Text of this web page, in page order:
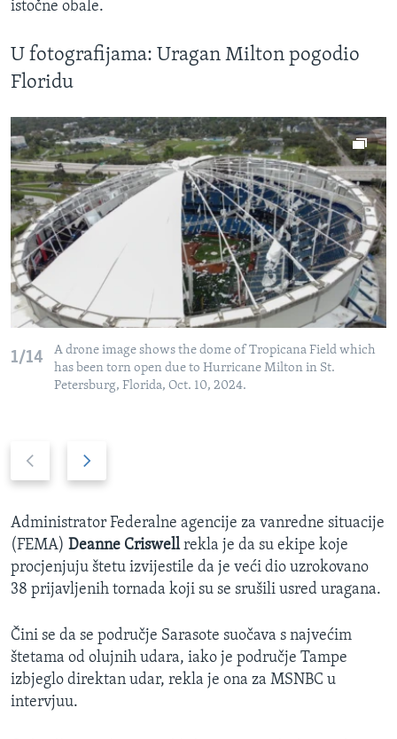
istočne obale.
U fotografijama: Uragan Milton pogodio
Floridu
1/14
A drone image shows the dome of Tropicana Field which
has been torn open due to Hurricane Milton in St.
Petersburg, Florida, Oct. 10, 2024.
v
i
o
u
s
l
i
d
t
s
l
i
e
Administrator Federalne agencije za vanredne situacije
(FEMA) Deanne Criswellrekla je da su ekipe koje
procjenjuju štetu izvijestile da je veći dio uzrokovano
38 prijavljenih tornada koji su se srušili usred uragana.
Čini se da se područje Sarasote suočava s najvećim
štetama od olujnih udara, iako je područje Tampe
izbjeglo direktan udar, rekla je ona za MSNBC u
intervjuu.